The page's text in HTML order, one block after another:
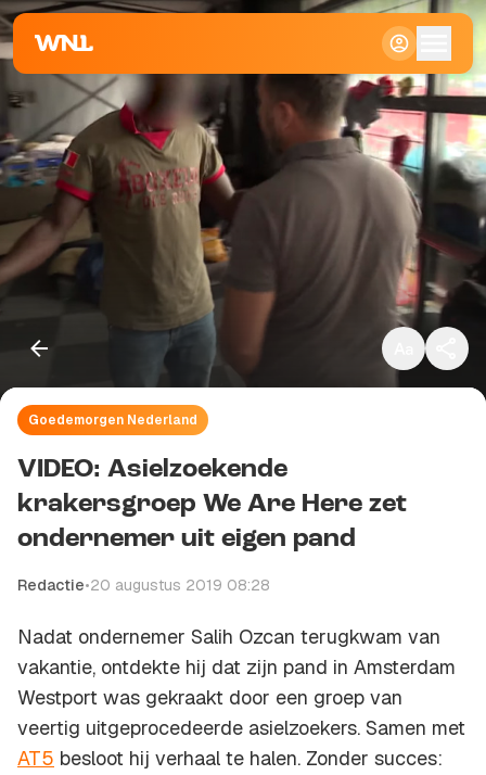
Klein
Standaard
Goedemorgen Nederland
VIDEO: Asielzoekende
krakersgroep We Are Here zet
ondernemer uit eigen pand
Redactie•20 augustus 2019 08:28
Nadat ondernemer Salih Ozcan terugkwam van
vakantie, ontdekte hij dat zijn pand in Amsterdam
Westport was gekraakt door een groep van
veertig uitgeprocedeerde asielzoekers. Samen met
AT5 besloot hij verhaal te halen. Zonder succes: